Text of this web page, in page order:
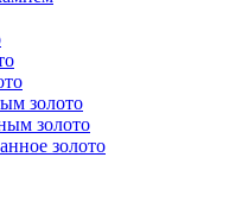
золото
золото
золото